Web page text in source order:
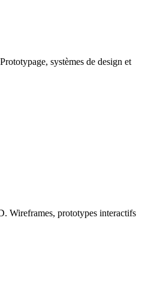
systèmes de design et
Wireframes, prototypes interactifs